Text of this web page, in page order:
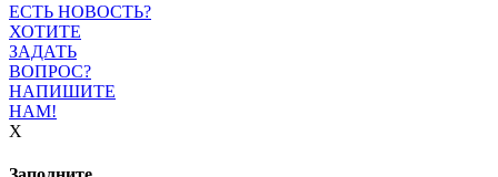
ЕСТЬ НОВОСТЬ?
ХОТИТЕ
ЗАДАТЬ
ВОПРОС?
НАПИШИТЕ
НАМ!
X